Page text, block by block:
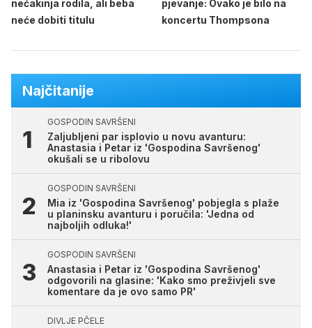
nećakinja rodila, ali beba
neće dobiti titulu
pjevanje: Ovako je bilo na
koncertu Thompsona
Najčitanije
GOSPODIN SAVRŠENI
Zaljubljeni par isplovio u novu avanturu:
Anastasia i Petar iz 'Gospodina Savršenog'
okušali se u ribolovu
GOSPODIN SAVRŠENI
Mia iz 'Gospodina Savršenog' pobjegla s plaže
u planinsku avanturu i poručila: 'Jedna od
najboljih odluka!'
GOSPODIN SAVRŠENI
Anastasia i Petar iz 'Gospodina Savršenog'
odgovorili na glasine: 'Kako smo preživjeli sve
komentare da je ovo samo PR'
DIVLJE PČELE